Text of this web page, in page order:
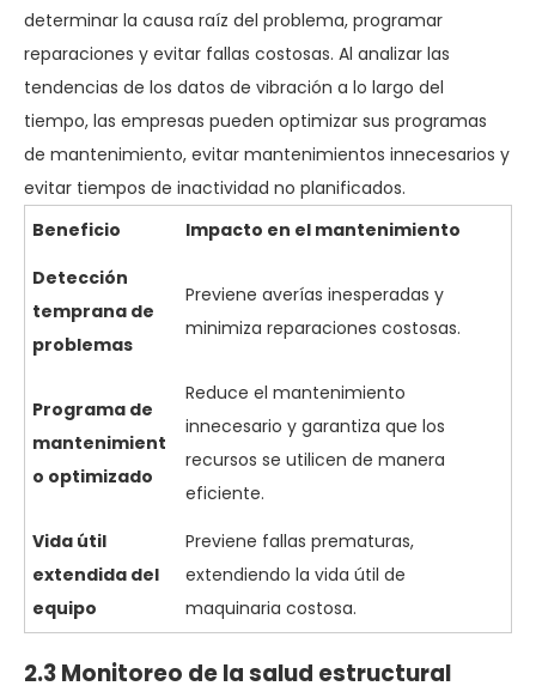
determinar la causa raíz del problema, programar
reparaciones y evitar fallas costosas. Al analizar las
tendencias de los datos de vibración a lo largo del
tiempo, las empresas pueden optimizar sus programas
de mantenimiento, evitar mantenimientos innecesarios y
evitar tiempos de inactividad no planificados.
Beneficio
Impacto en el mantenimiento
Detección
temprana de
problemas
Previene averías inesperadas y
minimiza reparaciones costosas.
Programa de
mantenimient
o optimizado
Reduce el mantenimiento
innecesario y garantiza que los
recursos se utilicen de manera
eficiente.
Vida útil
extendida del
equipo
Previene fallas prematuras,
extendiendo la vida útil de
maquinaria costosa.
2.3 Monitoreo de la salud estructural